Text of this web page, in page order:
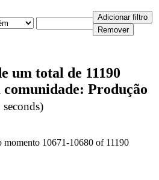
um total de 11190
Produção
momento 10671-10680 of 11190